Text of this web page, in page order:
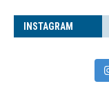
INS­TA­GRAM